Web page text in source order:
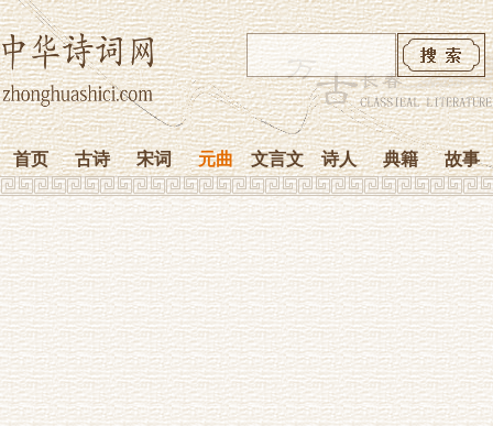
首页 古诗 宋词 元曲 文言文 诗人 典籍 故事